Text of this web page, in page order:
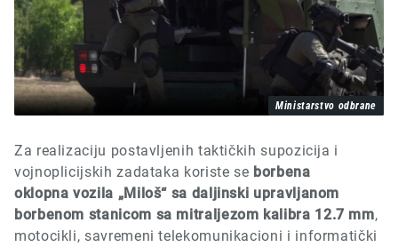
Ministarstvo odbrane
Za realizaciju postavljenih taktičkih supozicija i
vojnoplicijskih zadataka koriste se borbena
oklopnavozila „Miloš“ sa daljinski upravljanom
borbenom stanicom sa mitraljezom kalibra 12.7 mm,
motocikli, savremeni telekomunikacioni i informatički